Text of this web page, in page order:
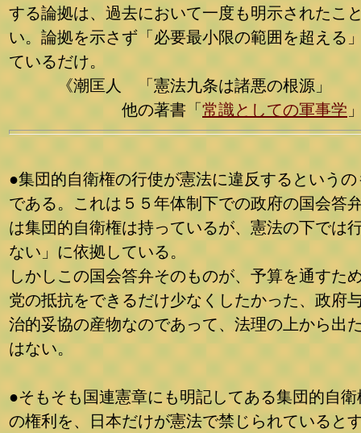
する論拠は、過去において一度も明示されたこ
い。論拠を示さず「必要最小限の範囲を超える
ているだけ。
《潮匡人 「憲法九条は諸悪の根源」
他の著書「 常識としての軍事学
●集団的自衛権の行使が憲法に違反するというの
である。これは５５年体制下での政府の国会答
は集団的自衛権は持っているが、憲法の下では
ない」に依拠している。
しかしこの国会答弁そのものが、予算を通すた
党の抵抗をできるだけ少なくしたかった、政府
治的妥協の産物なのであって、法理の上から出
はない。
●そもそも国連憲章にも明記してある集団的自衛
の権利を、日本だけが憲法で禁じられていると